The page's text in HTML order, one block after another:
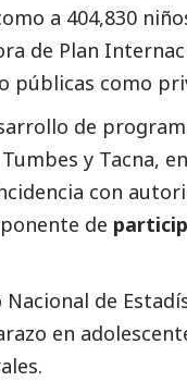
a 404,830
de Plan
públicas como
de
y Tacna,
con
de
de
en